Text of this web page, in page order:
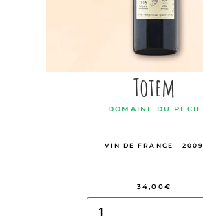
Totem
DOMAINE DU PECH
VIN DE FRANCE - 2009
34,00€